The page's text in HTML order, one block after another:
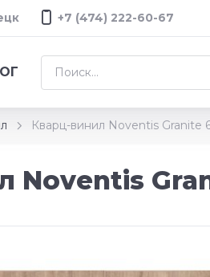
+7 (474) 222-60-67
Кварц-винил Noventis Granite
Noventis